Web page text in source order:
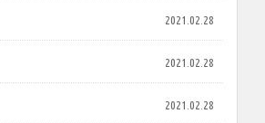
2021.02.28
2021.02.28
2021.02.28